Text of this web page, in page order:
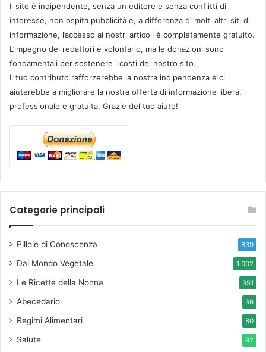
Il sito è indipendente, senza un editore e senza conflitti di
interesse, non ospita pubblicità e, a differenza di molti altri siti di
informazione, l’accesso ai nostri articoli è completamente gratuito.
L’impegno dei redattori è volontario, ma le donazioni sono
fondamentali per sostenere i costi del nostro sito.
Il tuo contributo rafforzerebbe la nostra indipendenza e ci
aiuterebbe a migliorare la nostra offerta di informazione libera,
professionale e gratuita. Grazie del tuo aiuto!
Categorie principali
Pillole di Conoscenza 839
Dal Mondo Vegetale 1.002
Le Ricette della Nonna 351
Abecedario 36
Regimi Alimentari 80
Salute 92